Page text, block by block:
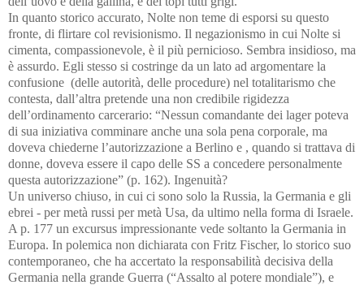
In quanto storico accurato, Nolte non teme di esporsi su questo
fronte, di flirtare col revisionismo. Il negazionismo in cui Nolte si
cimenta, compassionevole, è il più pernicioso. Sembra insidioso, ma
è assurdo. Egli stesso si costringe da un lato ad argomentare la
confusione (delle autorità, delle procedure) nel totalitarismo che
contesta, dall’altra pretende una non credibile rigidezza
dell’ordinamento carcerario: “Nessun comandante dei lager poteva
di sua iniziativa comminare anche una sola pena corporale, ma
doveva chiederne l’autorizzazione a Berlino e , quando si trattava di
donne, doveva essere il capo delle SS a concedere personalmente
questa autorizzazione” (p. 162). Ingenuità?
Un universo chiuso, in cui ci sono solo la Russia, la Germania e gli
ebrei - per metà russi per metà Usa, da ultimo nella forma di Israele.
A p. 177 un excursus impressionante vede soltanto la Germania in
Europa. In polemica non dichiarata con Fritz Fischer, lo storico suo
contemporaneo, che ha accertato la responsabilità decisiva della
Germania nella grande Guerra (“Assalto al potere mondiale”), e